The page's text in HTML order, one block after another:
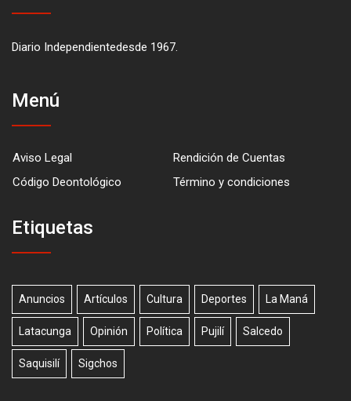
Diario Independientedesde 1967.
Menú
Aviso Legal
Rendición de Cuentas
Código Deontológico
Término y condiciones
Etiquetas
Anuncios Artículos Cultura Deportes La Maná
Latacunga Opinión Política Pujilí Salcedo
Saquisilí Sigchos